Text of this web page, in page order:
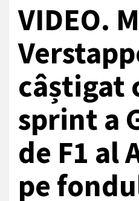
VIDEO.
câștigat
sprint a
de F1 al
pe